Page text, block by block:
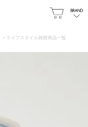
ライフスタイル雑貨商品一覧